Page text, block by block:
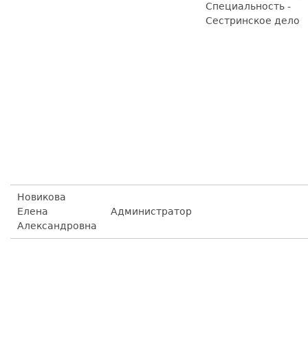
Специальность -
Сестринское дело
Новикова
Елена
Александровна
Администратор